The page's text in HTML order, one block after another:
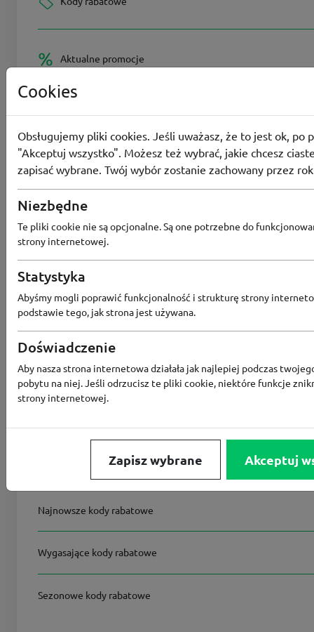
Aktualne promocje
Wszystkie kupony
Największy rabat
Ostatnia aktualizacja
Na skróty
Podobne kody rabatowe
Wszystkie kody rabatowe
Kody rabatowe na wyłączność
Najnowsze kody rabatowe
Wygasające kody rabatowe
Sezonowe kody rabatowe
Cookies
Obsługujemy pliki cookies. Jeśli uważasz, że to jest ok, po
"Akceptuj wszystko". Możesz też wybrać, jakie chcesz
zapisać wybrane. Twój wybór zostanie zachowany przez
Niezbędne
Te pliki cookie nie są opcjonalne. Są one potrzebne do
strony internetowej.
Statystyka
Abyśmy mogli poprawić funkcjonalność i strukturę strony
podstawie tego, jak strona jest używana.
Doświadczenie
Aby nasza strona internetowa działała jak najlepiej podczas
pobytu na niej. Jeśli odrzucisz te pliki cookie, niektóre funkcje
strony internetowej.
Zapisz wybrane Akceptuj